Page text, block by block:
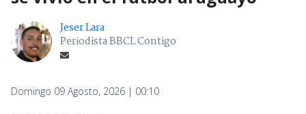
Jeser Lara
Periodista BBCL Contigo
Domingo 09 Agosto, 2026 | 00:10